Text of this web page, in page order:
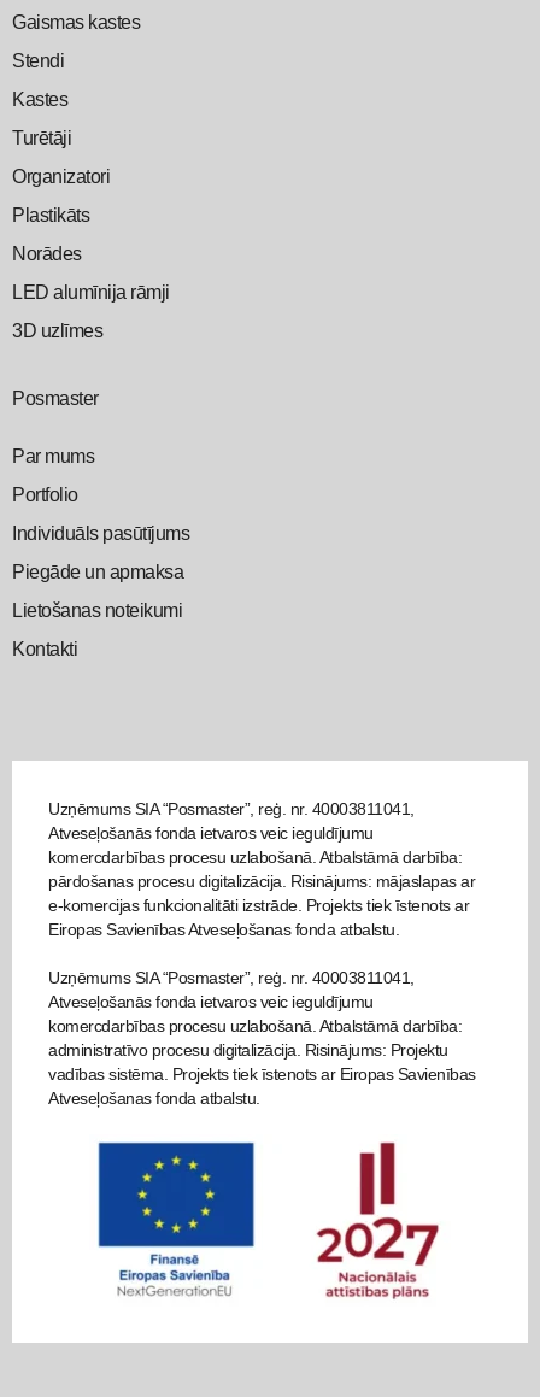
Gaismas kastes
Stendi
Kastes
Turētāji
Organizatori
Plastikāts
Norādes
LED alumīnija rāmji
3D uzlīmes
Posmaster
Par mums
Portfolio
Individuāls pasūtījums
Piegāde un apmaksa
Lietošanas noteikumi
Kontakti
Uzņēmums SIA “Posmaster”, reģ. nr. 40003811041,
Atveseļošanās fonda ietvaros veic ieguldījumu
komercdarbības procesu uzlabošanā. Atbalstāmā darbība:
pārdošanas procesu digitalizācija. Risinājums: mājaslapas ar
e-komercijas funkcionalitāti izstrāde. Projekts tiek īstenots ar
Eiropas Savienības Atveseļošanas fonda atbalstu.
Uzņēmums SIA “Posmaster”, reģ. nr. 40003811041,
Atveseļošanās fonda ietvaros veic ieguldījumu
komercdarbības procesu uzlabošanā. Atbalstāmā darbība:
administratīvo procesu digitalizācija. Risinājums: Projektu
vadības sistēma. Projekts tiek īstenots ar Eiropas Savienības
Atveseļošanas fonda atbalstu.